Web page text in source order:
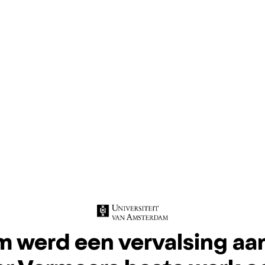
werd een vervalsing